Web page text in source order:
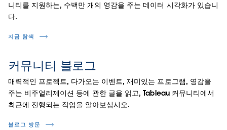
니티를 지원하는, 수백만 개의 영감을 주는 데이터 시각화가 있습니
다.
지금 탐색
커뮤니티 블로그
매력적인 프로젝트, 다가오는 이벤트, 재미있는 프로그램, 영감을
주는 비주얼리제이션 등에 관한 글을 읽고, Tableau 커뮤니티에서
최근에 진행되는 작업을 알아보십시오.
블로그 방문